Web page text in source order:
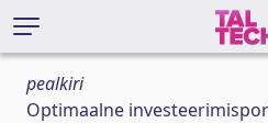
pealkiri
Optimaalne